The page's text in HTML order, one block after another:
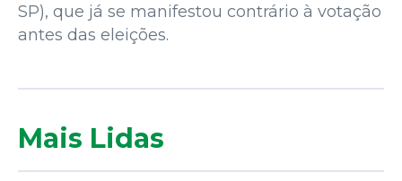
SP), que já se manifestou contrário à votação
antes das eleições.
Mais Lidas